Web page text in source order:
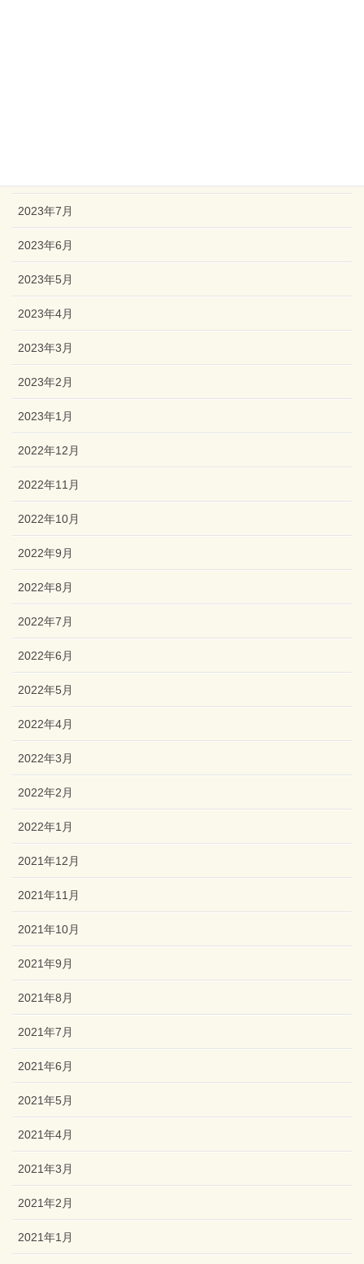
2023年7月
2023年6月
2023年5月
2023年4月
2023年3月
2023年2月
2023年1月
2022年12月
2022年11月
2022年10月
2022年9月
2022年8月
2022年7月
2022年6月
2022年5月
2022年4月
2022年3月
2022年2月
2022年1月
2021年12月
2021年11月
2021年10月
2021年9月
2021年8月
2021年7月
2021年6月
2021年5月
2021年4月
2021年3月
2021年2月
2021年1月